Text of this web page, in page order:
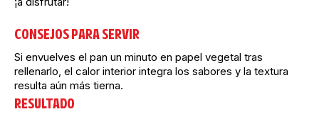
CONSEJOS PARA SERVIR
Si envuelves el pan un minuto en papel vegetal tras
rellenarlo, el calor interior integra los sabores y la textura
resulta aún más tierna.
RESULTADO